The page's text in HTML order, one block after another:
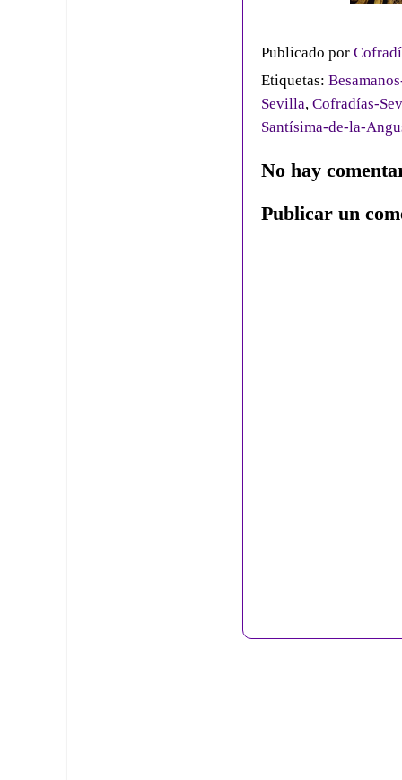
Publicado por
Etiquetas:
Sevilla, Cofradías-
Santísima-de-la-
No hay
Publicar un